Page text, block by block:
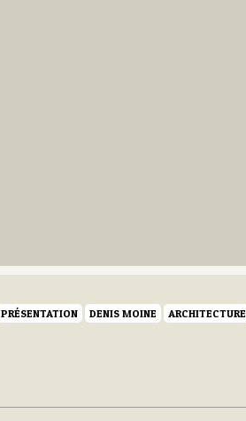
PRÉSENTATION DENIS MOINE ARCHITECTURE